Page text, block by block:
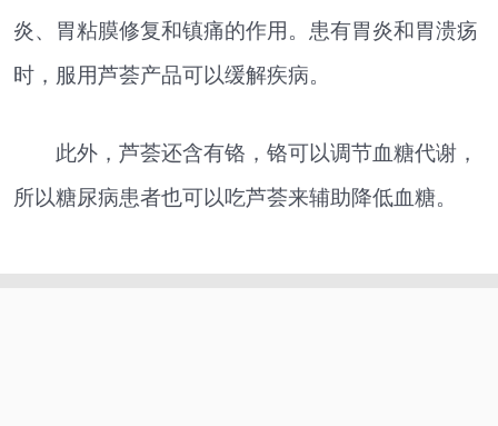
炎、胃粘膜修复和镇痛的作用。患有胃炎和胃溃疡
时，服用芦荟产品可以缓解疾病。
此外，芦荟还含有铬，铬可以调节血糖代谢，
所以糖尿病患者也可以吃芦荟来辅助降低血糖。